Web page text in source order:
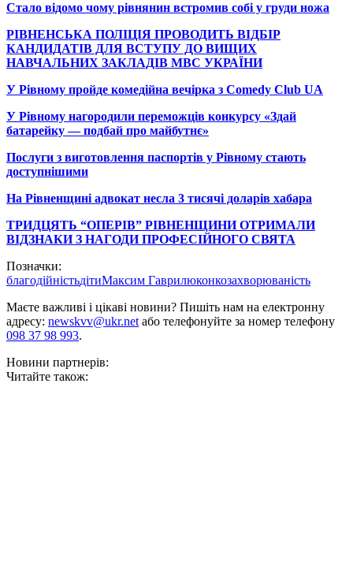
Стало відомо чому рівнянин встромив собі у груди ножа
РІВНЕНСЬКА ПОЛІЦІЯ ПРОВОДИТЬ ВІДБІР
КАНДИДАТІВ ДЛЯ ВСТУПУ ДО ВИЩИХ
НАВЧАЛЬНИХ ЗАКЛАДІВ МВС УКРАЇНИ
У Рівному пройде комедійна вечірка з Comedy Club UA
У Рівному нагородили переможців конкурсу «Здай
батарейку — подбай про майбутнє»
Послуги з виготовлення паспортів у Рівному стають
доступнішими
На Рівненщині адвокат несла 3 тисячі доларів хабара
ТРИДЦЯТЬ “ОПЕРІВ” РІВНЕНЩИНИ ОТРИМАЛИ
ВІДЗНАКИ З НАГОДИ ПРОФЕСІЙНОГО СВЯТА
Позначки:
благодійністьдітиМаксим Гаврилюконкозахворюваність
Маєте важливі і цікаві новини? Пишіть нам на електронну
адресу: newskvv@ukr.netабо телефонуйте за номер телефону
098 37 98 993.
Новини партнерів:
Читайте також: